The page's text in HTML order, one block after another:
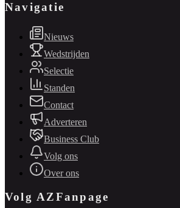
Navigatie
Nieuws
Wedstrijden
Selectie
Standen
Contact
Adverteren
Business Club
Volg ons
Over ons
Volg AZFanpage